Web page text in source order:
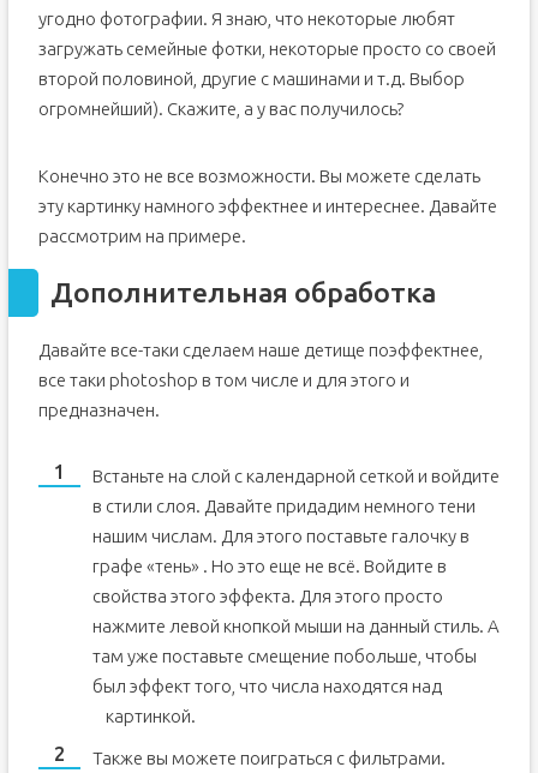
угодно фотографии. Я знаю, что некоторые любят
загружать семейные фотки, некоторые просто со своей
второй половиной, другие с машинами и т.д. Выбор
огромнейший). Скажите, а у вас получилось?
Конечно это не все возможности. Вы можете сделать
эту картинку намного эффектнее и интереснее. Давайте
рассмотрим на примере.
Дополнительная обработка
Давайте все-таки сделаем наше детище поэффектнее,
все таки photoshop в том числе и для этого и
предназначен.
Встаньте на слой с календарной сеткой и войдите
в стили слоя. Давайте придадим немного тени
нашим числам. Для этого поставьте галочку в
графе «тень» . Но это еще не всё. Войдите в
свойства этого эффекта. Для этого просто
нажмите левой кнопкой мыши на данный стиль. А
там уже поставьте смещение побольше, чтобы
был эффект того, что числа находятся над
картинкой.
Также вы можете поиграться с фильтрами.